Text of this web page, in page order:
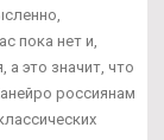
пока нет и,
а это значит, что
россиянам